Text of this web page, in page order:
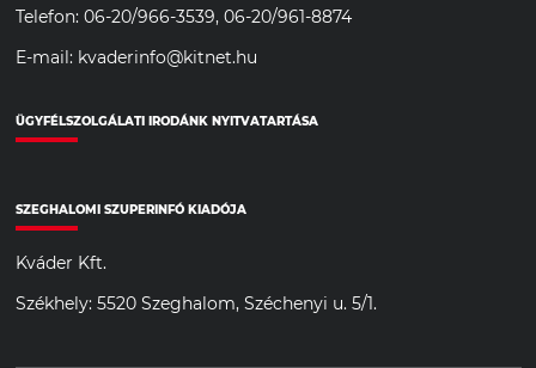
Telefon: 06-20/966-3539, 06-20/961-8874
E-mail: kvaderinfo@kitnet.hu
ÜGYFÉLSZOLGÁLATI IRODÁNK NYITVATARTÁSA
SZEGHALOMI SZUPERINFÓ KIADÓJA
Kváder Kft.
Székhely: 5520 Szeghalom, Széchenyi u. 5/1.